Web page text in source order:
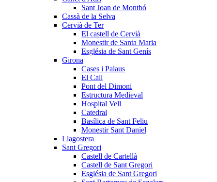
Sant Joan de Montbó
Cassà de la Selva
Cervià de Ter
El castell de Cervià
Monestir de Santa Maria
Església de Sant Genís
Girona
Cases i Palaus
El Call
Pont del Dimoni
Estructura Medieval
Hospital Vell
Catedral
Basílica de Sant Feliu
Monestir Sant Daniel
Llagostera
Sant Gregori
Castell de Cartellà
Castell de Sant Gregori
Església de Sant Gregori